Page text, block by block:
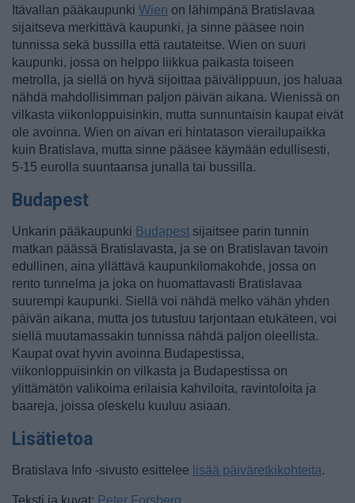
Itävallan pääkaupunki Wien on lähimpänä Bratislavaa
sijaitseva merkittävä kaupunki, ja sinne pääsee noin
tunnissa sekä bussilla että rautateitse. Wien on suuri
kaupunki, jossa on helppo liikkua paikasta toiseen
metrolla, ja siellä on hyvä sijoittaa päivälippuun, jos haluaa
nähdä mahdollisimman paljon päivän aikana. Wienissä on
vilkasta viikonloppuisinkin, mutta sunnuntaisin kaupat eivät
ole avoinna. Wien on aivan eri hintatason vierailupaikka
kuin Bratislava, mutta sinne pääsee käymään edullisesti,
5-15 eurolla suuntaansa junalla tai bussilla.
Budapest
Unkarin pääkaupunki Budapest sijaitsee parin tunnin
matkan päässä Bratislavasta, ja se on Bratislavan tavoin
edullinen, aina yllättävä kaupunkilomakohde, jossa on
rento tunnelma ja joka on huomattavasti Bratislavaa
suurempi kaupunki. Siellä voi nähdä melko vähän yhden
päivän aikana, mutta jos tutustuu tarjontaan etukäteen, voi
siellä muutamassakin tunnissa nähdä paljon oleellista.
Kaupat ovat hyvin avoinna Budapestissa,
viikonloppuisinkin on vilkasta ja Budapestissa on
ylittämätön valikoima erilaisia kahviloita, ravintoloita ja
baareja, joissa oleskelu kuuluu asiaan.
Lisätietoa
Bratislava Info -sivusto esittelee lisää päiväretkikohteita.
Teksti ja kuvat: Peter Forsberg